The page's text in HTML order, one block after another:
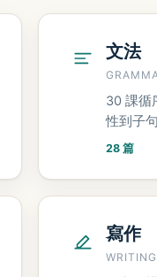
文法
30 課循
性到子
28 篇
寫作
WRITING